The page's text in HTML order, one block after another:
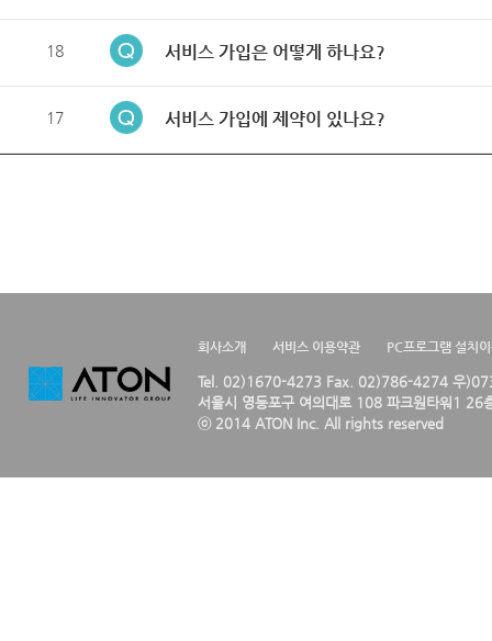
18 서비스 가입은 어떻게 하나요?
17 서비스 가입에 제약이 있나요?
회사소개 서비스 이용약관 PC프로그램 설치
Tel. 02)1670-4273 Fax. 02)786-4274 우
서울시 영등포구 여의대로 108 파크원타워1 26
ⓒ 2014 ATON Inc. All rights reserved